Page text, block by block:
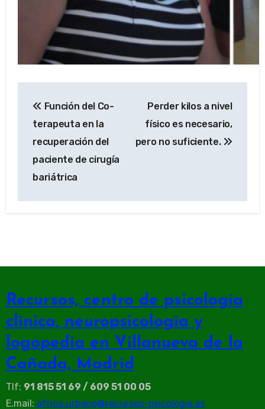
de
entradas
Función del Co-
terapeuta en la
recuperación del
paciente de cirugía
bariátrica
Perder kilos a nivel
físico es necesario,
pero no suficiente.
Recursos, centro de psicología
clínica, neuropsicología y
logopedia en Villanueva de la
Cañada, Madrid
Tlf: 91 815 51 69 / 609 51 00 05
E.mail: africa.urbano@recursos-psicologia.es